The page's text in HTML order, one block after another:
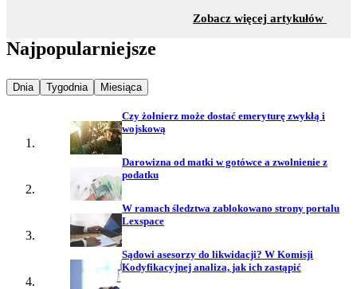
Zobacz więcej artykułów
Najpopularniejsze
Najpopularniejsze wiadomości z
Dnia Najpopularniejsze wiadomości z
Tygodnia Najpopularniejsze wiadomości z
Miesiąca
Czy żołnierz może dostać emeryturę zwykłą i
wojskową
Darowizna od matki w gotówce a zwolnienie z
podatku
W ramach śledztwa zablokowano strony portalu
Lexspace
Sądowi asesorzy do likwidacji? W Komisji
Kodyfikacyjnej analiza, jak ich zastąpić